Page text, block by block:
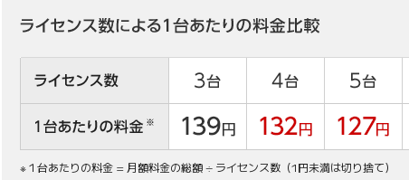
※１台あたりの料金 = 月額料金の総額 ÷ ライセンス数（1円未満は切り捨て）